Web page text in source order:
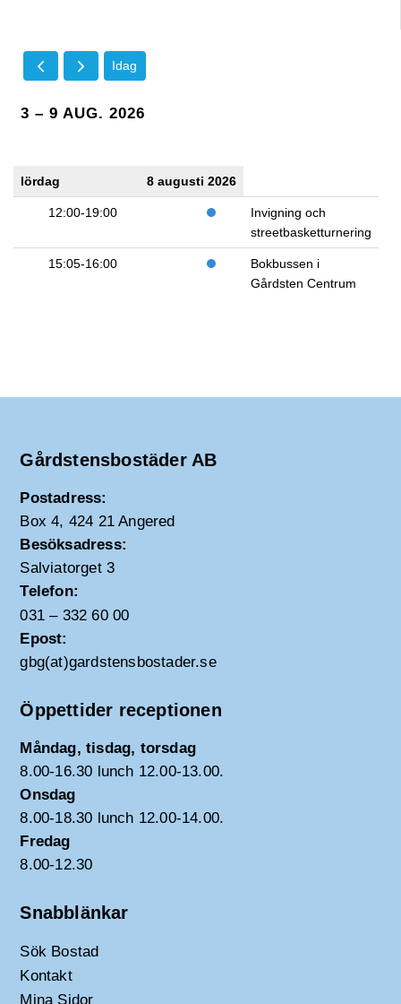
Idag
3 – 9 AUG. 2026
lördag 8 augusti 2026
12:00-19:00
Invigning och
streetbasketturnering
15:05-16:00
Bokbussen i
Gårdsten Centrum
Gårdstensbostäder AB
Postadress:
Box 4, 424 21 Angered
Besöksadress:
Salviatorget 3
Telefon:
031 – 332 60 00
Epost:
gbg(at)gardstensbostader.se
Öppettider receptionen
Måndag, tisdag, torsdag
8.00-16.30 lunch 12.00-13.00.
Onsdag
8.00-18.30 lunch 12.00-14.00.
Fredag
8.00-12.30
Snabblänkar
Sök Bostad
Kontakt
Mina Sidor